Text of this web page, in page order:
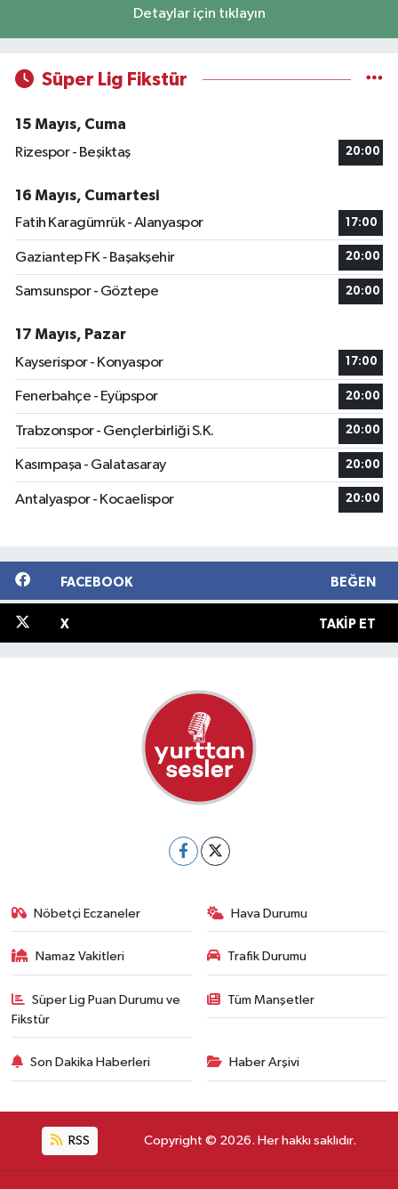
Detaylar için tıklayın
Süper Lig Fikstür
15 Mayıs, Cuma
Rizespor - Beşiktaş
20:00
16 Mayıs, Cumartesi
Fatih Karagümrük - Alanyaspor
17:00
Gaziantep FK - Başakşehir 20:00
Samsunspor - Göztepe 20:00
17 Mayıs, Pazar
Kayserispor - Konyaspor
17:00
Fenerbahçe - Eyüpspor 20:00
Trabzonspor - Gençlerbirliği S.K. 20:00
Kasımpaşa - Galatasaray 20:00
Antalyaspor - Kocaelispor 20:00
FACEBOOK BEĞEN
X TAKIP ET
Nöbetçi Eczaneler Hava Durumu
Namaz Vakitleri Trafik Durumu
Süper Lig Puan Durumu ve
Fikstür
Tüm Manşetler
Son Dakika Haberleri Haber Arşivi
RSS Copyright © 2026. Her hakkı saklıdır.